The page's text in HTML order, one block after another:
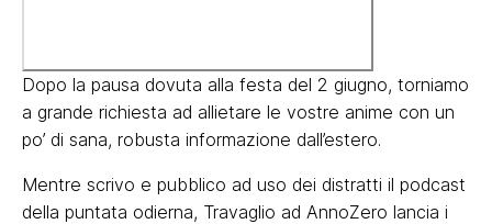
Dopo la pausa dovuta alla festa del 2 giugno, torniamo
a grande richiesta ad allietare le vostre anime con un
po’ di sana, robusta informazione dall’estero.
Mentre scrivo e pubblico ad uso dei distratti il podcast
della puntata odierna, Travaglio ad AnnoZero lancia i